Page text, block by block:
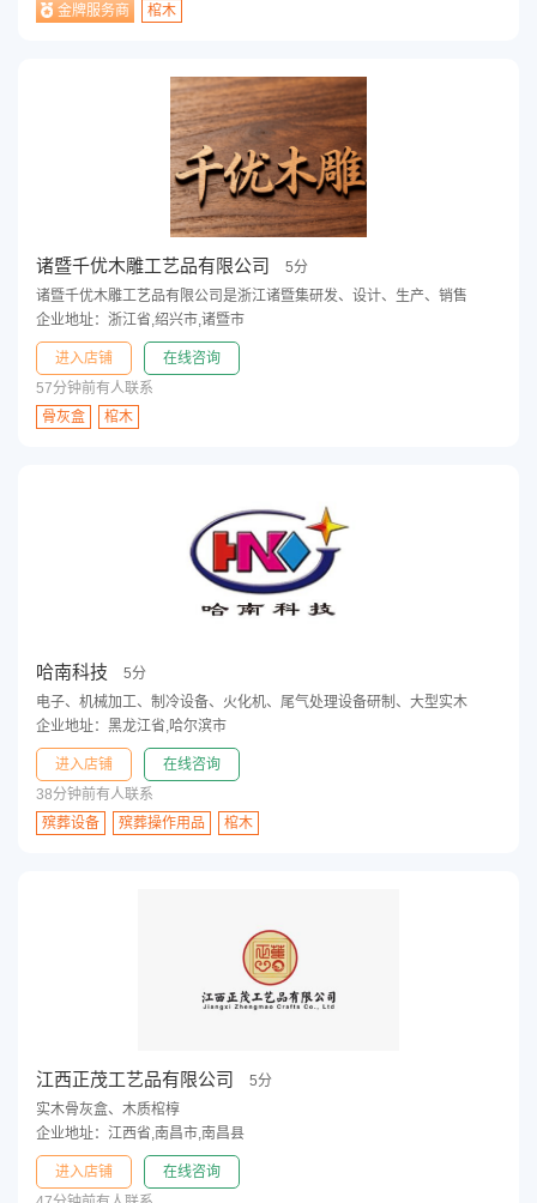
金牌服务商
棺木
诸暨千优木雕工艺品有限公司
5分
诸暨千优木雕工艺品有限公司是浙江诸暨集研发、设计、生产、销售
企业地址：浙江省,绍兴市,诸暨市
进入店铺
在线咨询
57分钟前有人联系
骨灰盒
棺木
哈南科技
5分
电子、机械加工、制冷设备、火化机、尾气处理设备研制、大型实木
企业地址：黑龙江省,哈尔滨市
进入店铺
在线咨询
38分钟前有人联系
殡葬设备
殡葬操作用品 棺木
江西正茂工艺品有限公司
5分
实木骨灰盒、木质棺椁
企业地址：江西省,南昌市,南昌县
进入店铺
在线咨询